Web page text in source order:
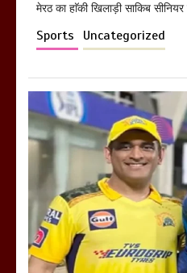
मेरठ का हाॅकी खिलाड़ी साकिब
Sports Uncategorized